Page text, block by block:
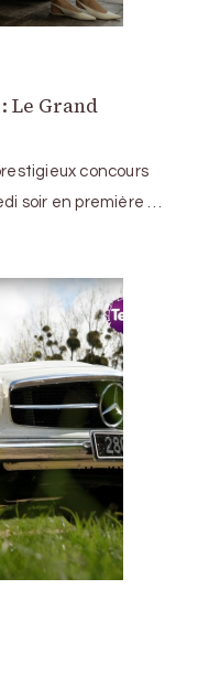
Le Grand
concours
soir en première …